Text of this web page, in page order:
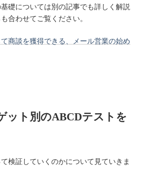
礎については別の記事でも詳しく解説
合わせてご覧ください。
商談を獲得できる、メール営業の始め
ット別のABCDテストを
検証していくのかについて見ていきま